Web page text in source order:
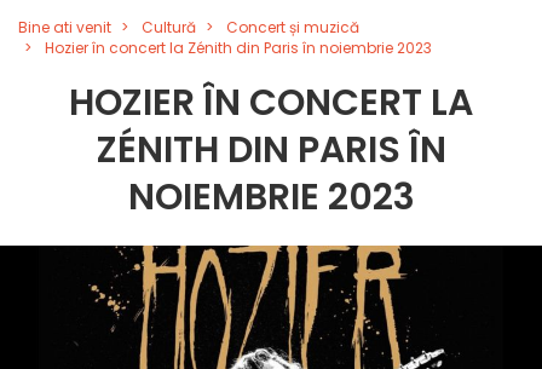
Bine ati venit Cultură
Concert și muzică
Hozier în concert la Zénith din Paris în noiembrie 2023
HOZIER ÎN CONCERT LA
ZÉNITH DIN PARIS ÎN
NOIEMBRIE 2023